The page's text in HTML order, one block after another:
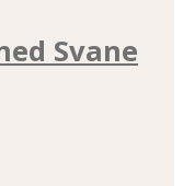
Svane